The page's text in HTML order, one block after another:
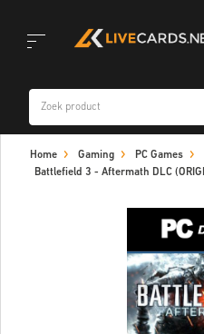
navigation
Home Gaming PC Games
Battlefield 3 - Aftermath DLC